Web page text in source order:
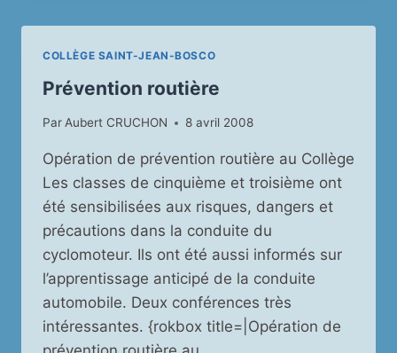
MONTOIS
COLLÈGE SAINT-JEAN-BOSCO
Prévention routière
ParAubert CRUCHON 8 avril 2008
Opération de prévention routière au Collège
Les classes de cinquième et troisième ont
été sensibilisées aux risques, dangers et
précautions dans la conduite du
cyclomoteur. Ils ont été aussi informés sur
l’apprentissage anticipé de la conduite
automobile. Deux conférences très
intéressantes. {rokbox title=|Opération de